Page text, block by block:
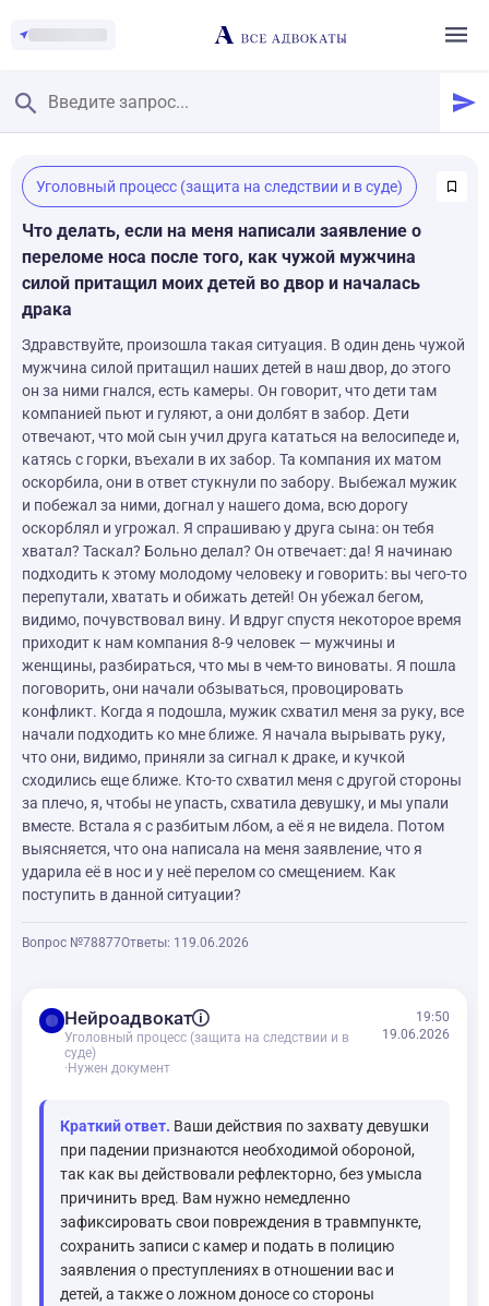
Главная
/
Смотреть заданные вопросы
/
Задать вопрос
Уголовный процесс (защита на следствии и в суде)
Что делать, если на меня написали заявление о
переломе носа после того, как чужой мужчина
силой притащил моих детей во двор и началась
драка
Здравствуйте, произошла такая ситуация. В один день чужой
мужчина силой притащил наших детей в наш двор, до этого
он за ними гнался, есть камеры. Он говорит, что дети там
компанией пьют и гуляют, а они долбят в забор. Дети
отвечают, что мой сын учил друга кататься на велосипеде и,
катясь с горки, въехали в их забор. Та компания их матом
оскорбила, они в ответ стукнули по забору. Выбежал мужик
и побежал за ними, догнал у нашего дома, всю дорогу
оскорблял и угрожал. Я спрашиваю у друга сына: он тебя
хватал? Таскал? Больно делал? Он отвечает: да! Я начинаю
подходить к этому молодому человеку и говорить: вы чего-то
перепутали, хватать и обижать детей! Он убежал бегом,
видимо, почувствовал вину. И вдруг спустя некоторое время
приходит к нам компания 8-9 человек — мужчины и
женщины, разбираться, что мы в чем-то виноваты. Я пошла
поговорить, они начали обзываться, провоцировать
конфликт. Когда я подошла, мужик схватил меня за руку, все
начали подходить ко мне ближе. Я начала вырывать руку,
что они, видимо, приняли за сигнал к драке, и кучкой
сходились еще ближе. Кто-то схватил меня с другой стороны
за плечо, я, чтобы не упасть, схватила девушку, и мы упали
вместе. Встала я с разбитым лбом, а её я не видела. Потом
выясняется, что она написала на меня заявление, что я
ударила её в нос и у неё перелом со смещением. Как
поступить в данной ситуации?
Вопрос №78877Ответы: 1 19.06.2026
balanceНейроадвокат
Уголовный процесс (защита на следствии и в
суде)
· Нужен документ
19:50
19.06.2026
Краткий ответ. Ваши действия по захвату девушки
при падении признаются необходимой обороной,
так как вы действовали рефлекторно, без умысла
причинить вред. Вам нужно немедленно
зафиксировать свои повреждения в травмпункте,
сохранить записи с камер и подать в полицию
заявления о преступлениях в отношении вас и
детей, а также о ложном доносе со стороны